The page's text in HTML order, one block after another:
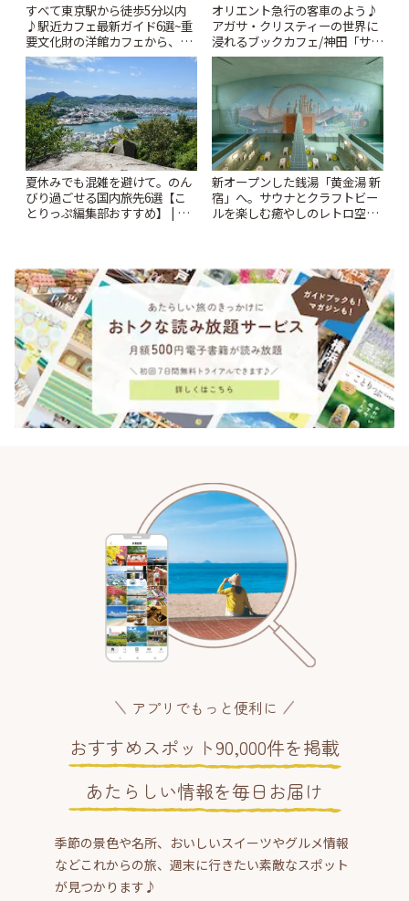
すべて東京駅から徒歩5分以内
♪駅近カフェ最新ガイド6選~重
要文化財の洋館カフェから、改
札すぐのレトロ喫茶まで~ | こと
りっぷ
オリエント急行の客車のよう♪
アガサ・クリスティーの世界に
浸れるブックカフェ/神田「サロ
ンクリスティ」 | ことりっぷ
夏休みでも混雑を避けて。のん
びり過ごせる国内旅先6選【こ
とりっぷ編集部おすすめ】 | こ
新オープンした銭湯「黄金湯 新
宿」へ。サウナとクラフトビー
ルを楽しむ癒やしのレトロ空間
アプリでもっと便利に
おすすめスポット90,000件を掲載
あたらしい情報を毎日お届け
季節の景色や名所、おいしいスイーツやグルメ情報
などこれからの旅、週末に行きたい素敵なスポット
が見つかります♪